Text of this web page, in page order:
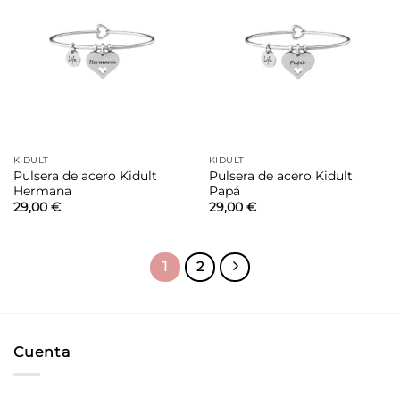
lista de
deseos
KIDULT
Pulsera de acero Kidult
Hermana
29,00 €
lista de
deseos
KIDULT
Pulsera de acero Kidult
Papá
29,00 €
1 2
Cuenta